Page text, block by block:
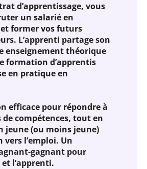
d’apprentissage, vous
un salarié en
former vos futurs
L’apprenti partage son
enseignement théorique
formation d’apprentis
en pratique en
efficace pour répondre à
de compétences, tout en
jeune (ou moins jeune)
l’emploi. Un
gagnant pour
l’apprenti.